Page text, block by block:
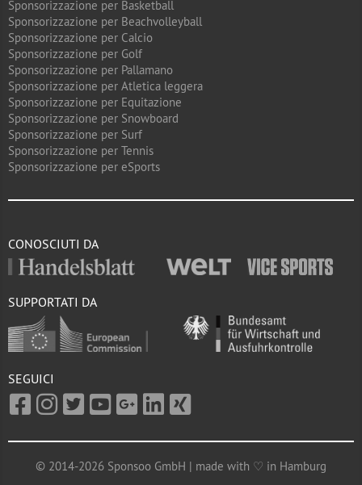
Sponsorizzazione per Basketball
Sponsorizzazione per Beachvolleyball
Sponsorizzazione per Calcio
Sponsorizzazione per Golf
Sponsorizzazione per Pallamano
Sponsorizzazione per Atletica leggera
Sponsorizzazione per Equitazione
Sponsorizzazione per Snowboard
Sponsorizzazione per Surf
Sponsorizzazione per Tennis
Sponsorizzazione per eSports
CONOSCIUTI DA
SUPPORTATI DA
SEGUICI
© 2014-2026 Sponsoo GmbH | made with ♡ in Hamburg